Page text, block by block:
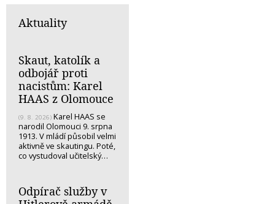
Aktuality
Skaut, katolík a
odbojář proti
nacistům: Karel
HAAS z Olomouce
(9. 8. 2026) Karel HAAS se
narodil Olomouci 9. srpna
1913. V mládí působil velmi
aktivně ve skautingu. Poté,
co vystudoval učitelský…
Odpírač služby v